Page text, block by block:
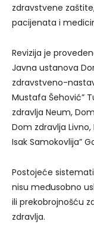
zdravstvene
pacijenata i
Revizija je
Javna ustanova
zdravstveno-
Mustafa Šehović”
zdravlja Neum,
Dom zdravlja
Isak Samokovlija”
Postojeće
nisu međusobno
ili prekobrojnošću
zdravlja.